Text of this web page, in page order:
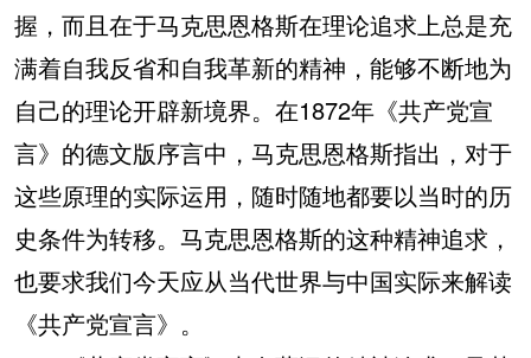
握，而且在于马克思恩格斯在理论追求上总是充
满着自我反省和自我革新的精神，能够不断地为
自己的理论开辟新境界。在1872年《共产党宣
言》的德文版序言中，马克思恩格斯指出，对于
这些原理的实际运用，随时随地都要以当时的历
史条件为转移。马克思恩格斯的这种精神追求，
也要求我们今天应从当代世界与中国实际来解读
《共产党宣言》。